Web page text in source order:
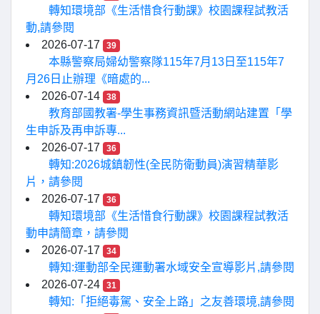
轉知環境部《生活惜食行動課》校園課程試教活
動,請參閱
2026-07-17
39
本縣警察局婦幼警察隊115年7月13日至115年7
月26日止辦理《暗處的...
2026-07-14
38
教育部國教署-學生事務資訊暨活動網站建置「學
生申訴及再申訴專...
2026-07-17
36
轉知:2026城鎮韌性(全民防衛動員)演習精華影
片，請參閱
2026-07-17
36
轉知環境部《生活惜食行動課》校園課程試教活
動申請簡章，請參閱
2026-07-17
34
轉知:運動部全民運動署水域安全宣導影片,請參閱
2026-07-24
31
轉知:「拒絕毒駕、安全上路」之友善環境,請參閱